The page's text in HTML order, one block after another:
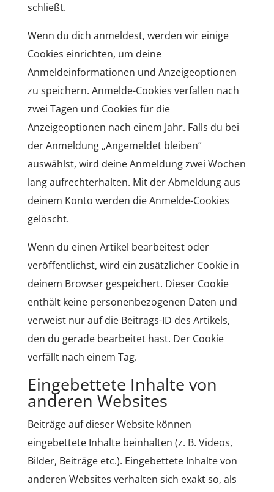
schließt.
Wenn du dich anmeldest, werden wir einige
Cookies einrichten, um deine
Anmeldeinformationen und Anzeigeoptionen
zu speichern. Anmelde-Cookies verfallen nach
zwei Tagen und Cookies für die
Anzeigeoptionen nach einem Jahr. Falls du bei
der Anmeldung „Angemeldet bleiben“
auswählst, wird deine Anmeldung zwei Wochen
lang aufrechterhalten. Mit der Abmeldung aus
deinem Konto werden die Anmelde-Cookies
gelöscht.
Wenn du einen Artikel bearbeitest oder
veröffentlichst, wird ein zusätzlicher Cookie in
deinem Browser gespeichert. Dieser Cookie
enthält keine personenbezogenen Daten und
verweist nur auf die Beitrags-ID des Artikels,
den du gerade bearbeitet hast. Der Cookie
verfällt nach einem Tag.
Eingebettete Inhalte von
anderen Websites
Beiträge auf dieser Website können
eingebettete Inhalte beinhalten (z. B. Videos,
Bilder, Beiträge etc.). Eingebettete Inhalte von
anderen Websites verhalten sich exakt so, als